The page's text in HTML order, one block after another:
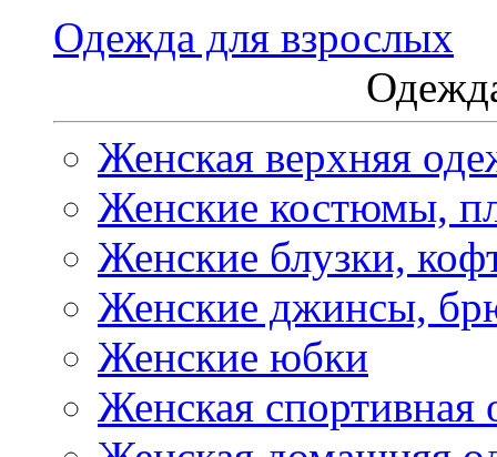
Одежда для взрослых
Женская верхняя
Женские костюмы,
Женские блузки,
Женские джинсы,
Женские юбки
Женская спортивная